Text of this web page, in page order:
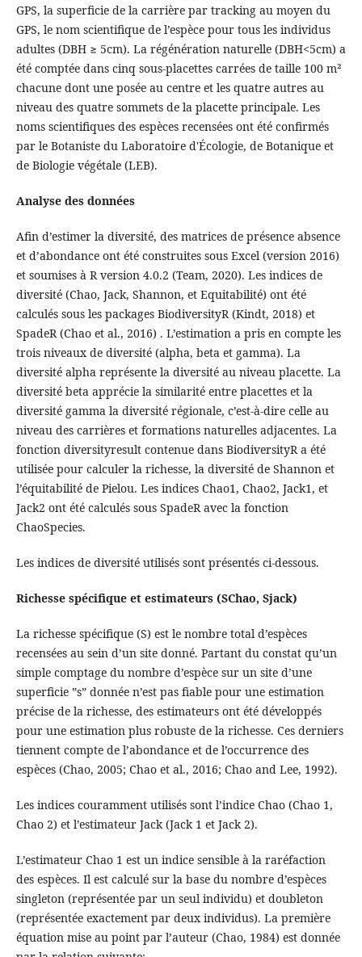
GPS, la superficie de la carrière par tracking au moyen du
GPS, le nom scientifique de l’espèce pour tous les individus
adultes (DBH ≥ 5cm). La régénération naturelle (DBH<5cm) a
été comptée dans cinq sous-placettes carrées de taille 100 m²
chacune dont une posée au centre et les quatre autres au
niveau des quatre sommets de la placette principale. Les
noms scientifiques des espèces recensées ont été confirmés
par le Botaniste du Laboratoire d'Écologie, de Botanique et
de Biologie végétale (LEB).
Analyse des données
Afin d’estimer la diversité, des matrices de présence absence
et d’abondance ont été construites sous Excel (version 2016)
et soumises à R version 4.0.2 (Team, 2020). Les indices de
diversité (Chao, Jack, Shannon, et Equitabilité) ont été
calculés sous les packages BiodiversityR (Kindt, 2018) et
SpadeR (Chao et al., 2016) . L’estimation a pris en compte les
trois niveaux de diversité (alpha, beta et gamma). La
diversité alpha représente la diversité au niveau placette. La
diversité beta apprécie la similarité entre placettes et la
diversité gamma la diversité régionale, c’est-à-dire celle au
niveau des carrières et formations naturelles adjacentes. La
fonction diversityresult contenue dans BiodiversityR a été
utilisée pour calculer la richesse, la diversité de Shannon et
l’équitabilité de Pielou. Les indices Chao1, Chao2, Jack1, et
Jack2 ont été calculés sous SpadeR avec la fonction
ChaoSpecies.
Les indices de diversité utilisés sont présentés ci-dessous.
Richesse spécifique et estimateurs (SChao, Sjack)
La richesse spécifique (S) est le nombre total d’espèces
recensées au sein d’un site donné. Partant du constat qu’un
simple comptage du nombre d’espèce sur un site d’une
superficie ‟s” donnée n’est pas fiable pour une estimation
précise de la richesse, des estimateurs ont été développés
pour une estimation plus robuste de la richesse. Ces derniers
tiennent compte de l’abondance et de l’occurrence des
espèces (Chao, 2005; Chao et al., 2016; Chao and Lee, 1992).
Les indices couramment utilisés sont l’indice Chao (Chao 1,
Chao 2) et l’estimateur Jack (Jack 1 et Jack 2).
L’estimateur Chao 1 est un indice sensible à la raréfaction
des espèces. Il est calculé sur la base du nombre d’espèces
singleton (représentée par un seul individu) et doubleton
(représentée exactement par deux individus). La première
équation mise au point par l’auteur (Chao, 1984) est donnée